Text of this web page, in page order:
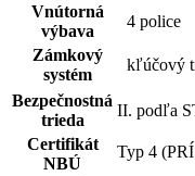
Vnútorná
výbava
4 police
Zámkový
systém
kľúčový
Bezpečnostná
trieda
II. podľa
Certifikát
NBÚ
Typ 4